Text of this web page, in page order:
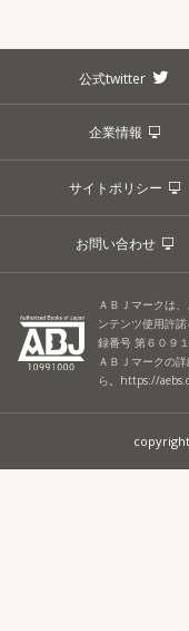
公式twitter
企業情報
サイトポリシー
お問い合わせ
ＡＢＪマークは
ンテンツ使用許
録番号 第６０９
ＡＢＪマークの
ら。 https://